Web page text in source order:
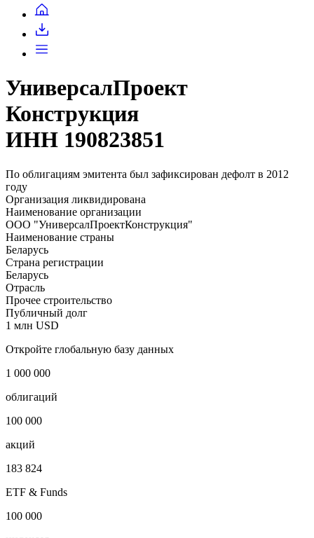
УниверсалПроект
Конструкция
ИНН 190823851
По облигациям эмитента был зафиксирован дефолт в 2012
году
Организация ликвидирована
Наименование организации
ООО "УниверсалПроектКонструкция"
Наименование страны
Беларусь
Страна регистрации
Беларусь
Отрасль
Прочее строительство
Публичный долг
1 млн USD
Откройте глобальную базу данных
1 000 000
облигаций
100 000
акций
183 824
ETF & Funds
100 000